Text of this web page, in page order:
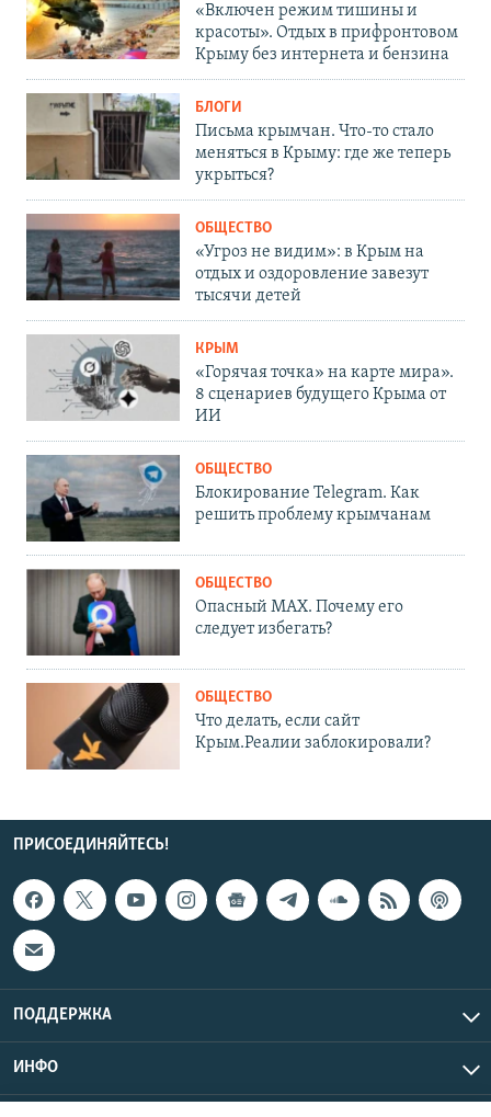
«Включен режим тишины и
красоты». Отдых в прифронтовом
Крыму без интернета и бензина
БЛОГИ
Письма крымчан. Что-то стало
меняться в Крыму: где же теперь
укрыться?
ОБЩЕСТВО
«Угроз не видим»: в Крым на
отдых и оздоровление завезут
тысячи детей
КРЫМ
«Горячая точка» на карте мира».
8 сценариев будущего Крыма от
ИИ
ОБЩЕСТВО
Блокирование Telegram. Как
решить проблему крымчанам
ОБЩЕСТВО
Опасный MAX. Почему его
следует избегать?
ОБЩЕСТВО
Что делать, если сайт
Крым.Реалии заблокировали?
ПРИСОЕДИНЯЙТЕСЬ!
ПОДДЕРЖКА
ИНФО